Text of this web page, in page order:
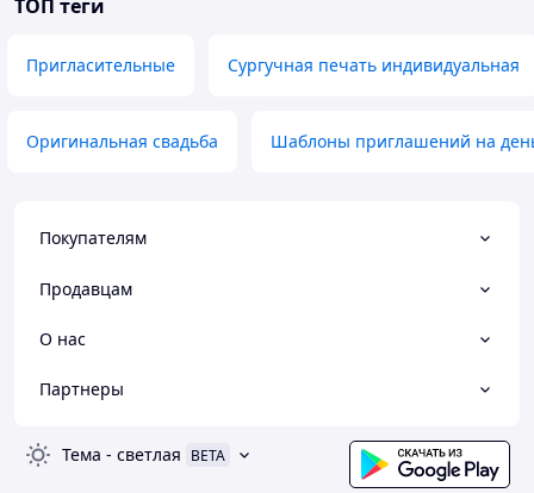
ТОП теги
Пригласительные Сургучная печать индивидуальная
Оригинальная свадьба Шаблоны приглашений на
Покупателям
Продавцам
О нас
Партнеры
Тема - светлая BETA